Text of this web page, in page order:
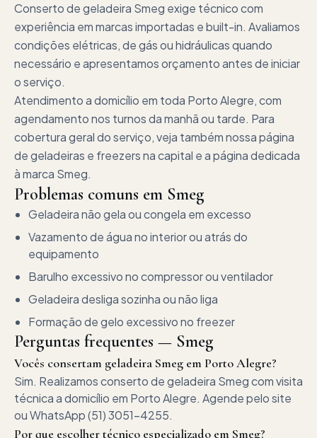
Conserto de geladeira Smeg exige técnico com
experiência em marcas importadas e built-in. Avaliamos
condições elétricas, de gás ou hidráulicas quando
necessário e apresentamos orçamento antes de iniciar
o serviço.
Atendimento a domicílio em toda Porto Alegre, com
agendamento nos turnos da manhã ou tarde. Para
cobertura geral do serviço, veja também nossa página
de geladeiras e freezers na capital e a página dedicada
à marca Smeg.
Problemas comuns em Smeg
Geladeira não gela ou congela em excesso
Vazamento de água no interior ou atrás do
equipamento
Barulho excessivo no compressor ou ventilador
Geladeira desliga sozinha ou não liga
Formação de gelo excessivo no freezer
Perguntas frequentes — Smeg
Vocês consertam geladeira Smeg em Porto Alegre?
Sim. Realizamos conserto de geladeira Smeg com visita
técnica a domicílio em Porto Alegre. Agende pelo site
ou WhatsApp (51) 3051-4255.
Por que escolher técnico especializado em Smeg?